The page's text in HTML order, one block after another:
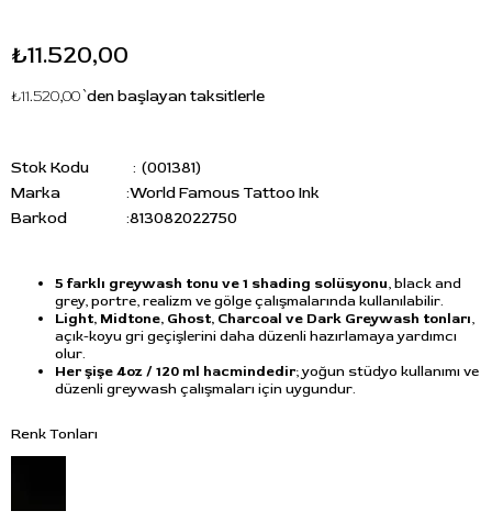
₺11.520,00
₺11.520,00`den başlayan taksitlerle
Stok Kodu
(001381)
Marka
:World Famous Tattoo Ink
Barkod
:813082022750
5 farklı greywash tonu ve 1 shading solüsyonu, black and
grey, portre, realizm ve gölge çalışmalarında kullanılabilir.
Light, Midtone, Ghost, Charcoal ve Dark Greywash tonları,
açık-koyu gri geçişlerini daha düzenli hazırlamaya yardımcı
olur.
Her şişe 4oz / 120 ml hacmindedir; yoğun stüdyo kullanımı ve
düzenli greywash çalışmaları için uygundur.
Renk Tonları